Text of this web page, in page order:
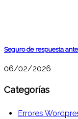
Seguro de respuesta
06/02/2026
Categorías
Errores